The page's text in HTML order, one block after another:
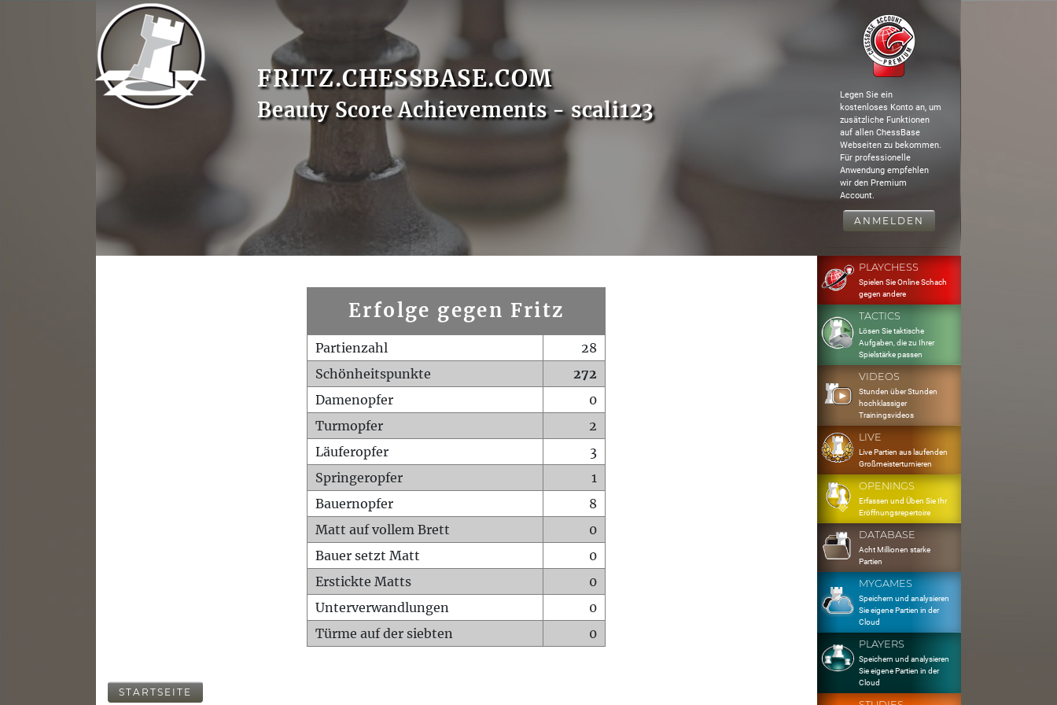
FRITZ.CHESSBASE.COM
Beauty Score Achievements - scali123
Legen Sie ein
kostenloses Konto an, um
zusätzliche Funktionen
auf allen ChessBase
Webseiten zu bekommen.
Für professionelle
Anwendung empfehlen
wir den Premium
Account.
ANMELDEN
Erfolge gegen Fritz
Partienzahl
28
Schönheitspunkte
272
Damenopfer
0
Turmopfer
2
Läuferopfer
3
Springeropfer
1
Bauernopfer
8
Matt auf vollem Brett
0
Bauer setzt Matt
0
Erstickte Matts
0
Unterverwandlungen
0
Türme auf der siebten
0
STARTSEITE
PLAYCHESS
Spielen Sie Online Schach
gegen andere
TACTICS
Lösen Sie taktische
Aufgaben, die zu Ihrer
Spielstärke passen
VIDEOS
Stunden über Stunden
hochklassiger
Trainingsvideos
LIVE
Live Partien aus laufenden
Großmeisterturnieren
OPENINGS
Erfassen und Üben Sie Ihr
Eröffnungsrepertoire
DATABASE
Acht Millionen starke
Partien
MYGAMES
Speichern und analysieren
Sie eigene Partien in der
Cloud
PLAYERS
Speichern und analysieren
Sie eigene Partien in der
Cloud